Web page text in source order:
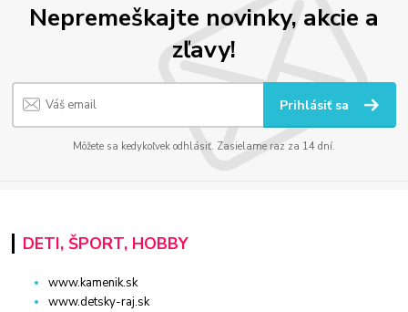
Nepremeškajte novinky, akcie a
zľavy!
Prihlásiť sa
Môžete sa kedykoľvek odhlásiť. Zasielame raz za 14 dní.
DETI, ŠPORT, HOBBY
www.kamenik.sk
www.detsky-raj.sk